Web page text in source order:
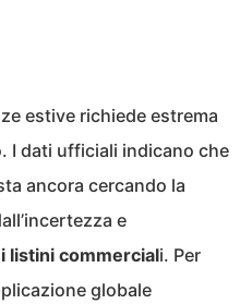
estive richiede estrema
I dati ufficiali indicano che
ancora cercando la
e
listini commerciali. Per
globale